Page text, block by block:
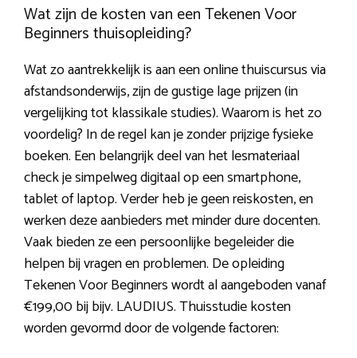
Wat zijn de kosten van een Tekenen Voor
Beginners thuisopleiding?
Wat zo aantrekkelijk is aan een online thuiscursus via
afstandsonderwijs, zijn de gustige lage prijzen (in
vergelijking tot klassikale studies). Waarom is het zo
voordelig? In de regel kan je zonder prijzige fysieke
boeken. Een belangrijk deel van het lesmateriaal
check je simpelweg digitaal op een smartphone,
tablet of laptop. Verder heb je geen reiskosten, en
werken deze aanbieders met minder dure docenten.
Vaak bieden ze een persoonlijke begeleider die
helpen bij vragen en problemen. De opleiding
Tekenen Voor Beginners wordt al aangeboden vanaf
€199,00 bij bijv. LAUDIUS. Thuisstudie kosten
worden gevormd door de volgende factoren: